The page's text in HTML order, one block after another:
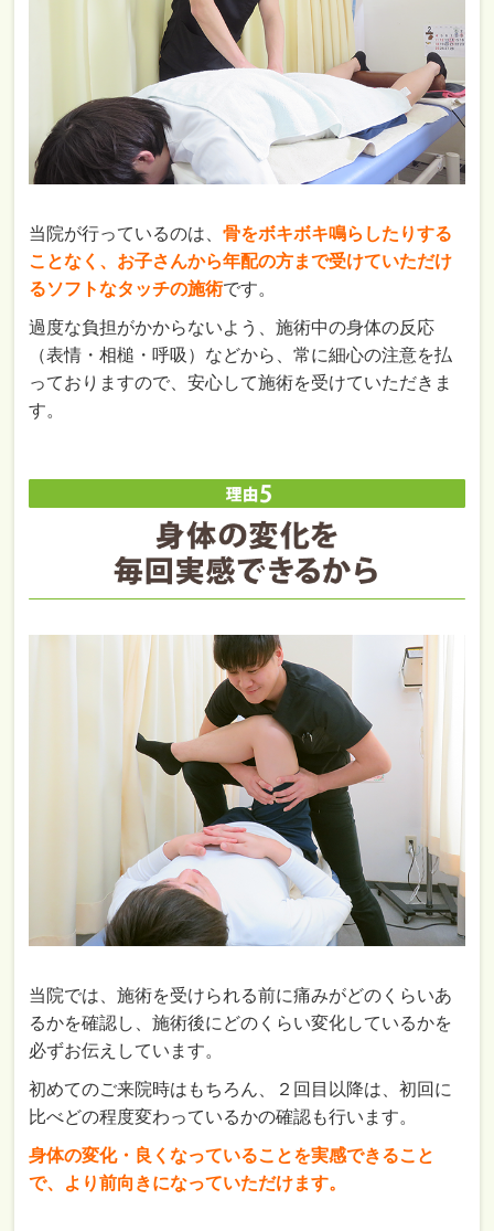
当院が行っているのは、骨をボキボキ鳴らしたりする
ことなく、お子さんから年配の方まで受けていただけ
るソフトなタッチの施術です。
過度な負担がかからないよう、施術中の身体の反応
（表情・相槌・呼吸）などから、常に細心の注意を払
っておりますので、安心して施術を受けていただきま
す。
当院では、施術を受けられる前に痛みがどのくらいあ
るかを確認し、施術後にどのくらい変化しているかを
必ずお伝えしています。
初めてのご来院時はもちろん、２回目以降は、初回に
比べどの程度変わっているかの確認も行います。
身体の変化・良くなっていることを実感できること
で、より前向きになっていただけます。